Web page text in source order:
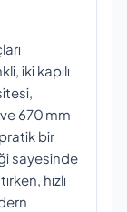
iki kapılı
670 mm
bir
sayesinde
hızlı